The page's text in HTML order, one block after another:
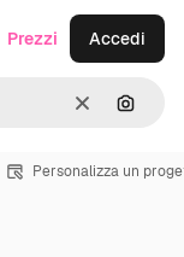
CancellaCerca
Prezzi Accedi
Personalizza un